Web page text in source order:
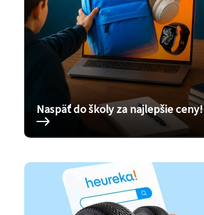
Naspäť do školy za najlepšie ceny!